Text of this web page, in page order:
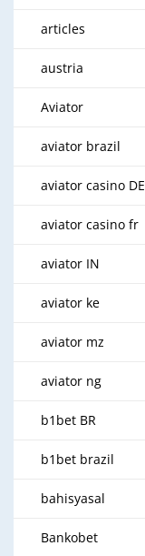
articles
austria
Aviator
aviator brazil
aviator casino DE
aviator casino fr
aviator IN
aviator ke
aviator mz
aviator ng
b1bet BR
b1bet brazil
bahisyasal
Bankobet